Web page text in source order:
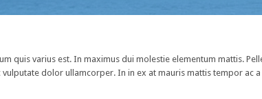
quis varius est. In maximus dui molestie elementum mattis.
dolor ullamcorper. In in ex at mauris mattis tempor ac